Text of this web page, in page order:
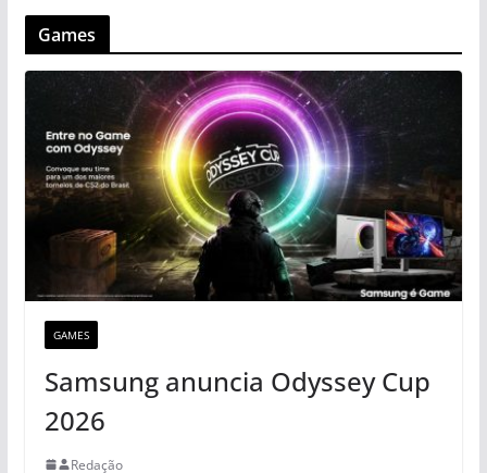
Games
GAMES
Samsung anuncia Odyssey Cup
2026
Redação